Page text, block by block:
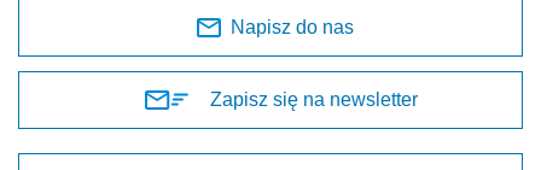
Napisz do nas
Zapisz się na newsletter